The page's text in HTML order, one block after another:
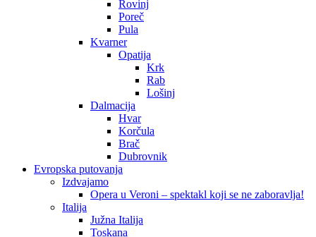
Rovinj
Poreč
Pula
Kvarner
Opatija
Krk
Rab
Lošinj
Dalmacija
Hvar
Korčula
Brač
Dubrovnik
Evropska putovanja
Izdvajamo
Opera u Veroni – spektakl koji se ne zaboravlja!
Italija
Južna Italija
Toskana